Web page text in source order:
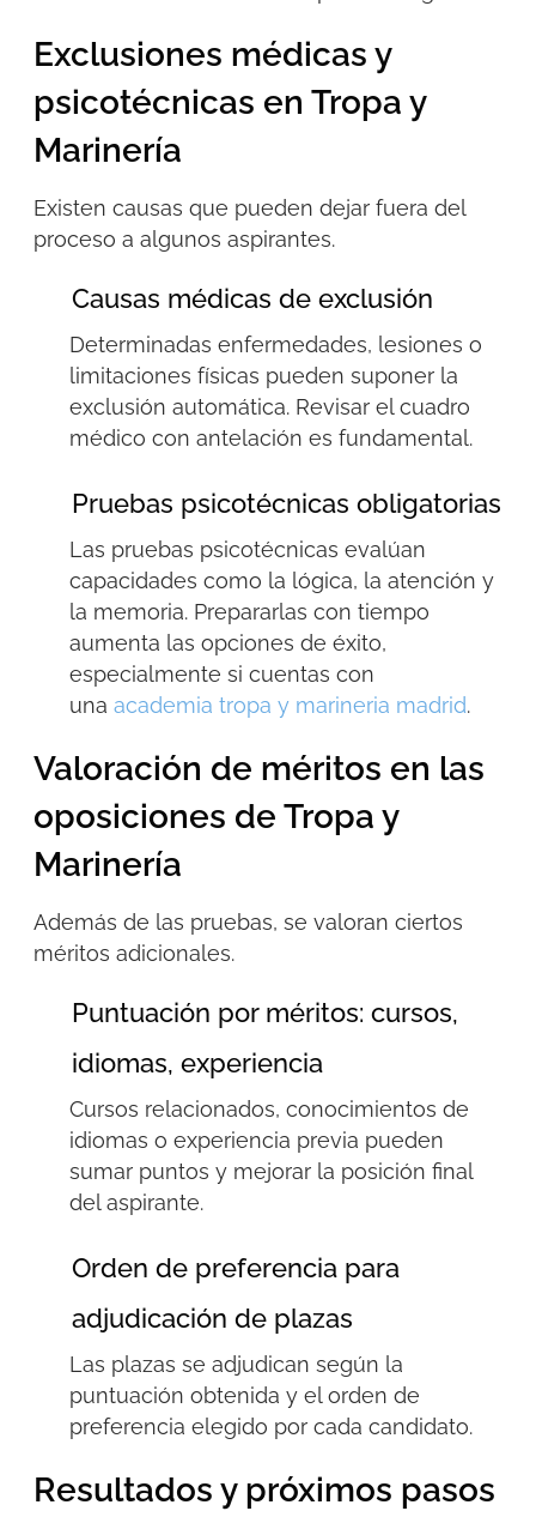
Exclusiones médicas y
psicotécnicas en Tropa y
Marinería
Existen causas que pueden dejar fuera del
proceso a algunos aspirantes.
Causas médicas de exclusión
Determinadas enfermedades, lesiones o
limitaciones físicas pueden suponer la
exclusión automática. Revisar el cuadro
médico con antelación es fundamental.
Pruebas psicotécnicas obligatorias
Las pruebas psicotécnicas evalúan
capacidades como la lógica, la atención y
la memoria. Prepararlas con tiempo
aumenta las opciones de éxito,
especialmente si cuentas con
una academia tropa y marineria madrid.
Valoración de méritos en las
oposiciones de Tropa y
Marinería
Además de las pruebas, se valoran ciertos
méritos adicionales.
Puntuación por méritos: cursos,
idiomas, experiencia
Cursos relacionados, conocimientos de
idiomas o experiencia previa pueden
sumar puntos y mejorar la posición final
del aspirante.
Orden de preferencia para
adjudicación de plazas
Las plazas se adjudican según la
puntuación obtenida y el orden de
preferencia elegido por cada candidato.
Resultados y próximos pasos